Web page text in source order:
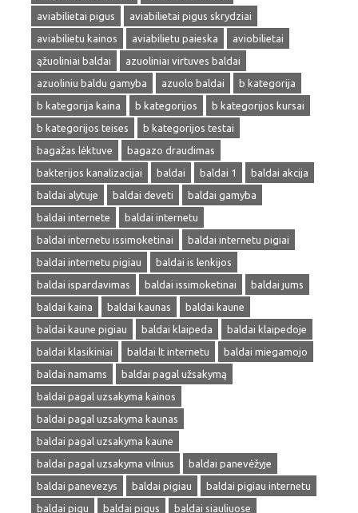
aviabilietai pigus
aviabilietai pigus skrydziai
aviabilietu kainos
aviabilietu paieska
aviobilietai
ąžuoliniai baldai
azuoliniai virtuves baldai
azuoliniu baldu gamyba
azuolo baldai
b kategorija
b kategorija kaina
b kategorijos
b kategorijos kursai
b kategorijos teises
b kategorijos testai
bagažas lėktuve
bagazo draudimas
bakterijos kanalizacijai
baldai baldai 1
baldai akcija
baldai alytuje
baldai deveti
baldai gamyba
baldai internete
baldai internetu
baldai internetu issimoketinai
baldai internetu pigiai
baldai internetu pigiau
baldai is lenkijos
baldai ispardavimas
baldai issimoketinai
baldai jums
baldai kaina
baldai kaunas
baldai kaune
baldai kaune pigiau
baldai klaipeda
baldai klaipedoje
baldai klasikiniai
baldai lt internetu
baldai miegamojo
baldai namams
baldai pagal užsakymą
baldai pagal uzsakyma kainos
baldai pagal uzsakyma kaunas
baldai pagal uzsakyma kaune
baldai pagal uzsakyma vilnius
baldai panevėžyje
baldai panevezys
baldai pigiau
baldai pigiau internetu
baldai pigu
baldai pigus baldai siauliuose